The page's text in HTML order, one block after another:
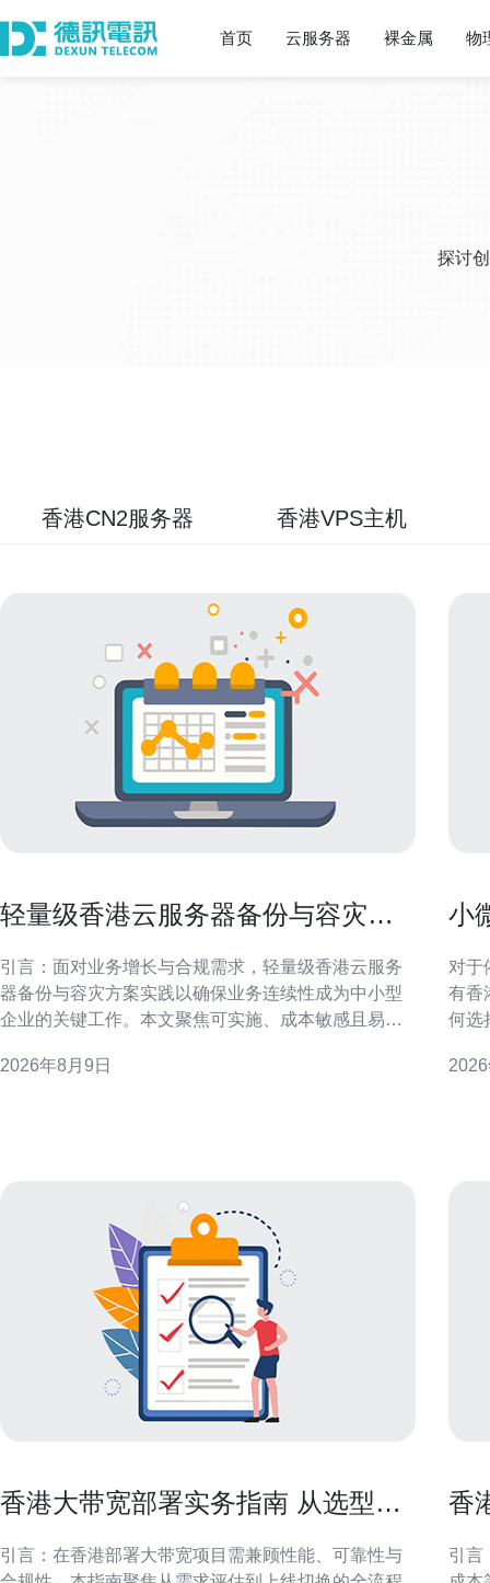
首页 云服务器 裸金属 物
探讨
香港CN2服务器 香港VPS主机
轻量级香港云服务器备份与容灾方
引言：面对业务增长与合规需求，轻量级香港云服务
器备份与容灾方案实践以确保业务连续性成为中小型
企业的关键工作。本文聚焦可实施、成本敏感且易运
恢复。 目标与原则：明确RPO与RTO 制定备份与容
2026年8月9日
小
对于
有香
何选
运维
香港大带宽部署实务指南 从选型到
引言：在香港部署大带宽项目需兼顾性能、可靠性与
香
引言